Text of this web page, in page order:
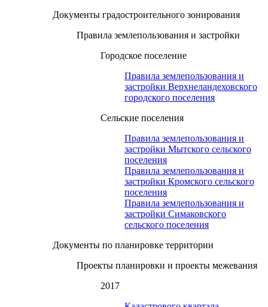
Документы градостроительного зонирования
Правила землепользования и застройки
Городское поселение
Правила землепользования и
застройки Верхнеландеховского
городского поселения
Сельские поселения
Правила землепользования и
застройки Мытского сельского
поселения
Правила землепользования и
застройки Кромского сельского
поселения
Правила землепользования и
застройки Симаковского
сельского поселения
Документы по планировке территории
Проекты планировки и проекты межевания
2017